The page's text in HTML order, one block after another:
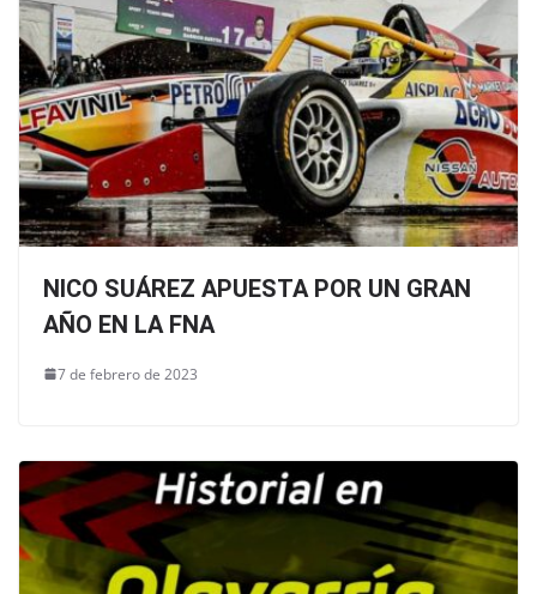
NICO SUÁREZ APUESTA POR UN GRAN
AÑO EN LA FNA
7 de febrero de 2023